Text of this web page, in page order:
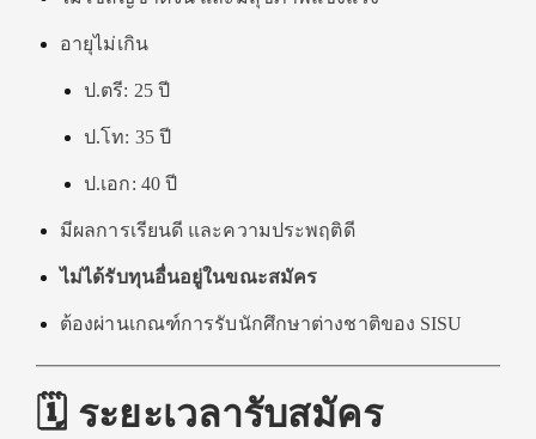
อายุไม่เกิน
ป.ตรี: 25 ปี
ป.โท: 35 ปี
ป.เอก: 40 ปี
มีผลการเรียนดี และความประพฤติดี
ไม่ได้รับทุนอื่นอยู่ในขณะสมัคร
ต้องผ่านเกณฑ์การรับนักศึกษาต่างชาติของ SISU
🗓️ ระยะเวลารับสมัคร